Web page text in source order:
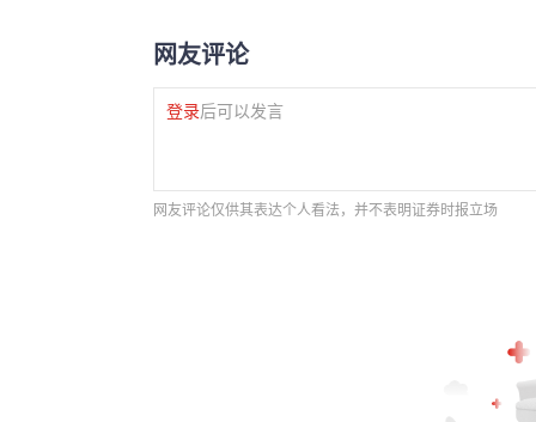
网友评论
登录后可以发言
网友评论仅供其表达个人看法，并不表明证券时报立场